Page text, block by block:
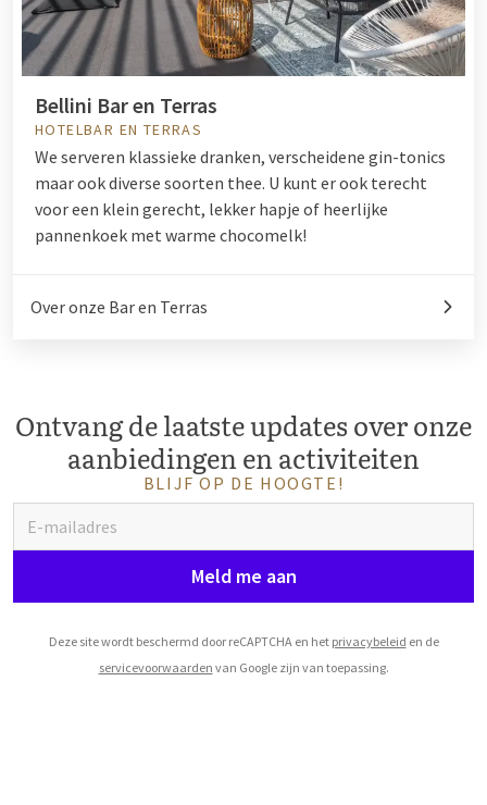
Bellini Bar en Terras
HOTELBAR EN TERRAS
We serveren klassieke dranken, verscheidene gin-tonics
maar ook diverse soorten thee. U kunt er ook terecht
voor een klein gerecht, lekker hapje of heerlijke
pannenkoek met warme chocomelk!
Over onze Bar en Terras
Ontvang de laatste updates over onze
aanbiedingen en activiteiten
BLIJF OP DE HOOGTE!
Meld me aan
Deze site wordt beschermd door reCAPTCHA en het privacybeleid en de
servicevoorwaarden van Google zijn van toepassing.